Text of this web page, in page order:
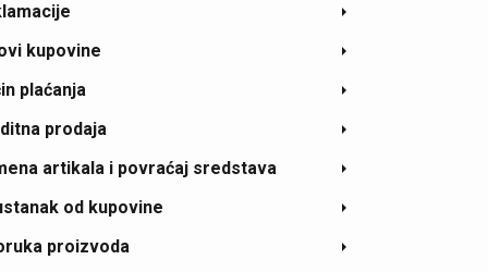
kupovine
plaćanja
prodaja
artikala i povraćaj sredstava
od kupovine
proizvoda